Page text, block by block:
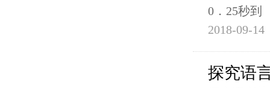
0．25秒到
2018-09-14
探究语